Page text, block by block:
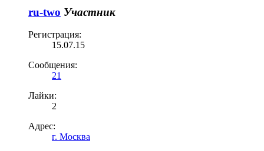
ru-two Участник
Регистрация:
15.07.15
Сообщения:
21
Лайки:
2
Адрес:
г. Москва